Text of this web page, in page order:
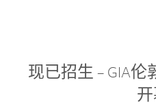
现已招生 – GIA